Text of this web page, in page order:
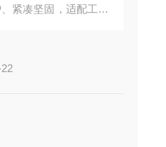
紧凑坚固，适配工业